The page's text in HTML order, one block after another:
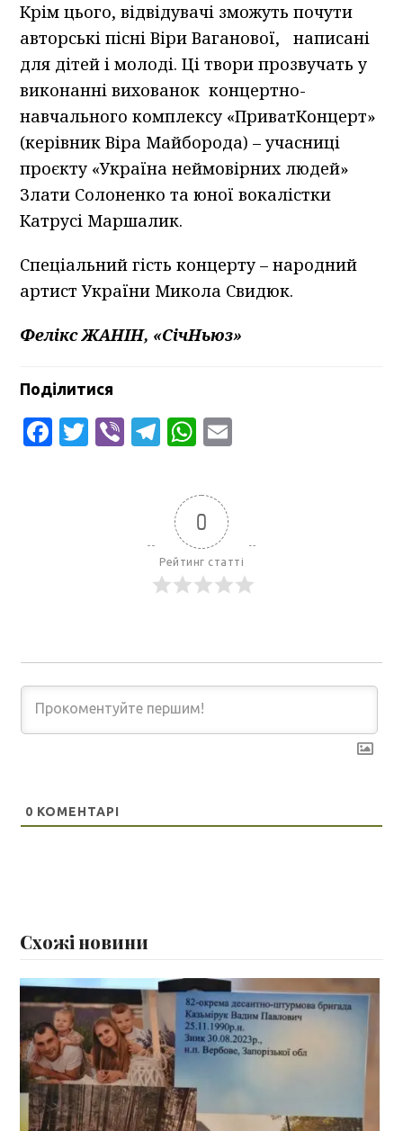
Крім цього, відвідувачі зможуть почути
авторські пісні Віри Ваганової, написані
для дітей і молоді. Ці твори прозвучать у
виконанні вихованок концертно-
навчального комплексу «ПриватКонцерт»
(керівник Віра Майборода) – учасниці
проєкту «Україна неймовірних людей»
Злати Солоненко та юної вокалістки
Катрусі Маршалик.
Спеціальний гість концерту – народний
артист України Микола Свидюк.
Фелікс ЖАНІН, «СічНьюз»
Поділитися
Facebook
Twitter
ViberTelegram
WhatsApp
0
Рейтинг статті
0 КОМЕНТАРІ
Схожі новини